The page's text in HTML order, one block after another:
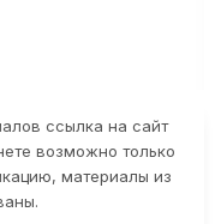
ссылка на сайт
возможно только
материалы из